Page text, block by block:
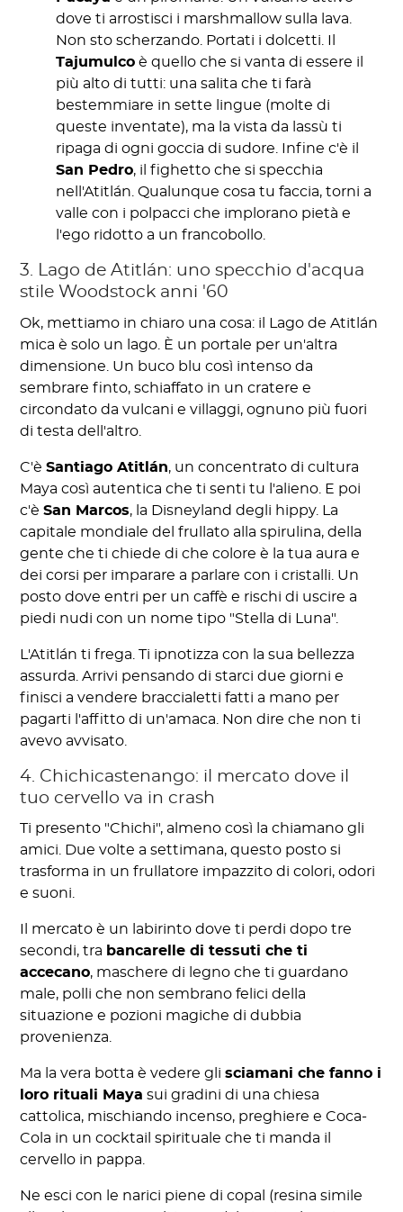
dove ti arrostisci i marshmallow sulla lava.
Non sto scherzando. Portati i dolcetti. Il
Tajumulco è quello che si vanta di essere il
più alto di tutti: una salita che ti farà
bestemmiare in sette lingue (molte di
queste inventate), ma la vista da lassù ti
ripaga di ogni goccia di sudore. Infine c'è il
San Pedro, il fighetto che si specchia
nell'Atitlán. Qualunque cosa tu faccia, torni a
valle con i polpacci che implorano pietà e
l'ego ridotto a un francobollo.
3. Lago de Atitlán: uno specchio d'acqua
stile Woodstock anni '60
Ok, mettiamo in chiaro una cosa: il Lago de Atitlán
mica è solo un lago. È un portale per un'altra
dimensione. Un buco blu così intenso da
sembrare finto, schiaffato in un cratere e
circondato da vulcani e villaggi, ognuno più fuori
di testa dell'altro.
C'èSantiago Atitlán, un concentrato di cultura
Maya così autentica che ti senti tu l'alieno. E poi
c'èSan Marcos, la Disneyland degli hippy. La
capitale mondiale del frullato alla spirulina, della
gente che ti chiede di che colore è la tua aura e
dei corsi per imparare a parlare con i cristalli. Un
posto dove entri per un caffè e rischi di uscire a
piedi nudi con un nome tipo "Stella di Luna".
L'Atitlán ti frega. Ti ipnotizza con la sua bellezza
assurda. Arrivi pensando di starci due giorni e
finisci a vendere braccialetti fatti a mano per
pagarti l'affitto di un'amaca. Non dire che non ti
avevo avvisato.
4. Chichicastenango: il mercato dove il
tuo cervello va in crash
Ti presento "Chichi", almeno così la chiamano gli
amici. Due volte a settimana, questo posto si
trasforma in un frullatore impazzito di colori, odori
e suoni.
Il mercato è un labirinto dove ti perdi dopo tre
secondi, tra bancarelle di tessuti che ti
accecano, maschere di legno che ti guardano
male, polli che non sembrano felici della
situazione e pozioni magiche di dubbia
provenienza.
Ma la vera botta è vedere glisciamani che fanno i
loro rituali Maya sui gradini di una chiesa
cattolica, mischiando incenso, preghiere e Coca-
Cola in un cocktail spirituale che ti manda il
cervello in pappa.
Ne esci con le narici piene di copal (resina simile